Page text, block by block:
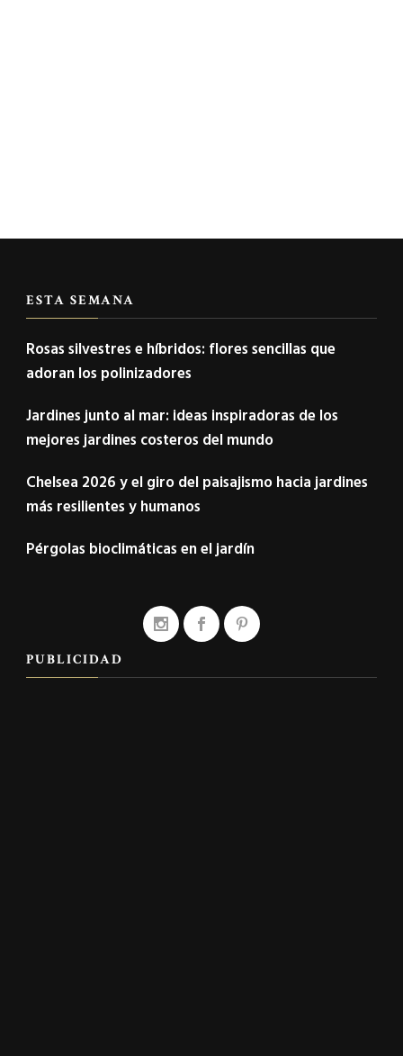
ESTA SEMANA
Rosas silvestres e híbridos: flores sencillas que
adoran los polinizadores
Jardines junto al mar: ideas inspiradoras de los
mejores jardines costeros del mundo
Chelsea 2026 y el giro del paisajismo hacia jardines
más resilientes y humanos
Pérgolas bioclimáticas en el jardín
PUBLICIDAD